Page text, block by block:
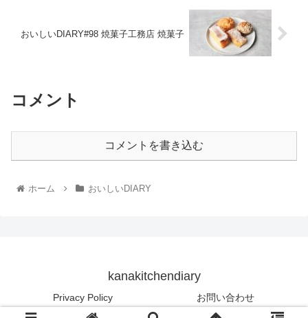
おいしいDIARY#98 焼菓子工務店 焼菓子
コメント
コメントを書き込む
ホーム おいしいDIARY
kanakitchendiary
Privacy Policy お問い合わせ